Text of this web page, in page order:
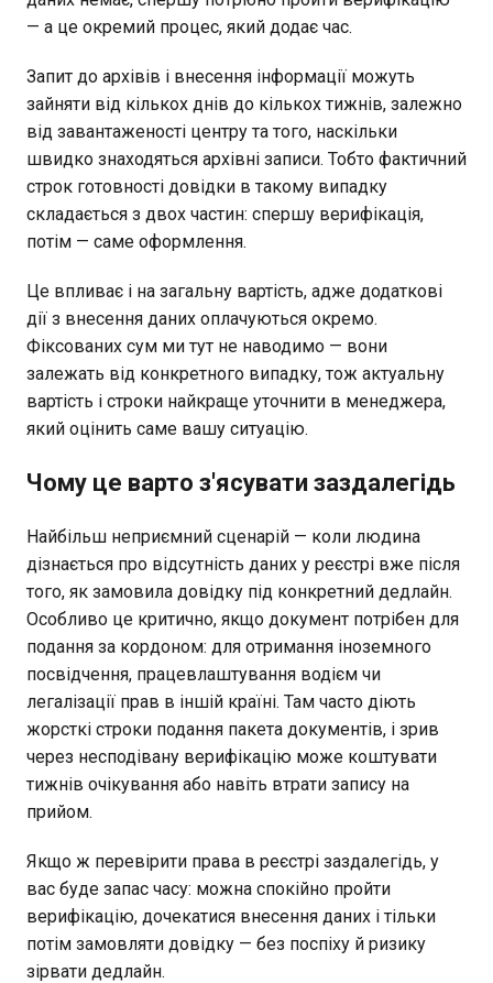
— а це окремий процес, який додає час.
Запит до архівів і внесення інформації можуть
зайняти від кількох днів до кількох тижнів, залежно
від завантаженості центру та того, наскільки
швидко знаходяться архівні записи. Тобто фактичний
строк готовності довідки в такому випадку
складається з двох частин: спершу верифікація,
потім — саме оформлення.
Це впливає і на загальну вартість, адже додаткові
дії з внесення даних оплачуються окремо.
Фіксованих сум ми тут не наводимо — вони
залежать від конкретного випадку, тож актуальну
вартість і строки найкраще уточнити в менеджера,
який оцінить саме вашу ситуацію.
Чому це варто з'ясувати заздалегідь
Найбільш неприємний сценарій — коли людина
дізнається про відсутність даних у реєстрі вже після
того, як замовила довідку під конкретний дедлайн.
Особливо це критично, якщо документ потрібен для
подання за кордоном: для отримання іноземного
посвідчення, працевлаштування водієм чи
легалізації прав в іншій країні. Там часто діють
жорсткі строки подання пакета документів, і зрив
через несподівану верифікацію може коштувати
тижнів очікування або навіть втрати запису на
прийом.
Якщо ж перевірити права в реєстрі заздалегідь, у
вас буде запас часу: можна спокійно пройти
верифікацію, дочекатися внесення даних і тільки
потім замовляти довідку — без поспіху й ризику
зірвати дедлайн.